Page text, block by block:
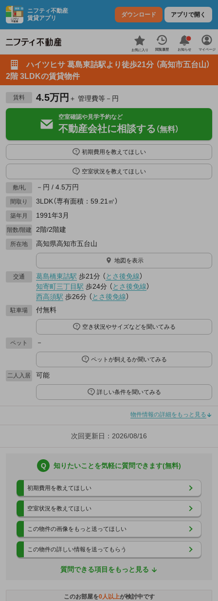
ニフティ不動産
賃貸アプリ
ダウンロード アプリで開く
お気に入り 閲覧履歴 お知らせ マイページ
ハイツヒサ 葛島東詰駅より徒歩21分 （高知市五台山）
2階 3LDKの賃貸物件
賃料 4.5万円 ＋ 管理費等－円
空室確認や見学予約など
不動産会社に相談する （無料）
初期費用を教えてほしい
空室状況を教えてほしい
敷/礼 －円 / 4.5万円
間取り 3LDK（専有面積：59.21㎡）
築年月 1991年3月
階数/階建 2階/2階建
所在地 高知県高知市五台山
地図を表示
交通 葛島橋東詰駅 歩21分 （とさ後免線）
知寄町三丁目駅 歩24分 （とさ後免線）
西高須駅 歩26分 （とさ後免線）
駐車場 付無料
空き状況やサイズなどを聞いてみる
ペット －
ペットが飼えるか聞いてみる
二人入居 可能
詳しい条件を聞いてみる
物件情報の詳細をもっと見る
次回更新日：2026/08/16
Q 知りたいことを気軽に質問できます(無料)
初期費用を教えてほしい
空室状況を教えてほしい
この物件の画像をもっと送ってほしい
この物件の詳しい情報を送ってもらう
質問できる項目をもっと見る
このお部屋を0人以上が検討中です